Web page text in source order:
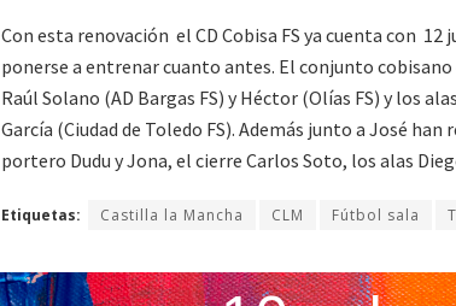
Con esta renovación el CD Cobisa FS ya cuenta con
ponerse a entrenar cuanto antes. El conjunto
Raúl Solano (AD Bargas FS) y Héctor (Olías FS) y los
García (Ciudad de Toledo FS). Además junto a José
portero Dudu y Jona, el cierre Carlos Soto, los alas
Etiquetas: Castilla la Mancha CLM Fútbol sala